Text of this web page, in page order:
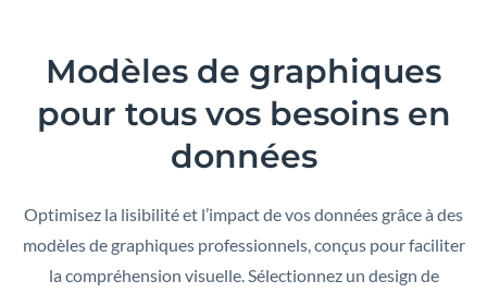
Modèles de graphiques
pour tous vos besoins en
données
Optimisez la lisibilité et l’impact de vos données grâce à des
modèles de graphiques professionnels, conçus pour faciliter
la compréhension visuelle. Sélectionnez un design de